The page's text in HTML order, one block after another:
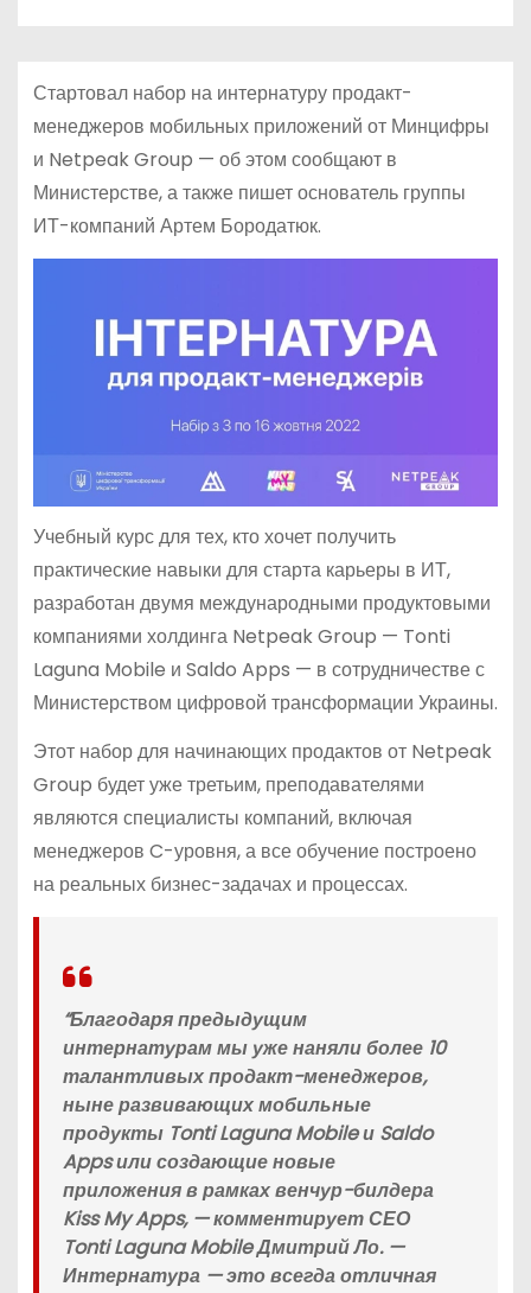
Стартовал набор на интернатуру продакт-
менеджеров мобильных приложений от Минцифры
и Netpeak Group — об этом сообщают в
Министерстве, а также пишет основатель группы
ИТ-компаний Артем Бородатюк.
Учебный курс для тех, кто хочет получить
практические навыки для старта карьеры в ИТ,
разработан двумя международными продуктовыми
компаниями холдинга Netpeak Group — Tonti
Laguna Mobile и Saldo Apps — в сотрудничестве с
Министерством цифровой трансформации Украины.
Этот набор для начинающих продактов от Netpeak
Group будет уже третьим, преподавателями
являются специалисты компаний, включая
менеджеров C-уровня, а все обучение построено
на реальных бизнес-задачах и процессах.
“Благодаря предыдущим
интернатурам мы уже наняли более 10
талантливых продакт-менеджеров,
ныне развивающих мобильные
продукты Tonti Laguna Mobile и Saldo
Apps или создающие новые
приложения в рамках венчур-билдера
Kiss My Apps, — комментирует СЕО
Tonti Laguna Mobile Дмитрий Ло. —
Интернатура — это всегда отличная